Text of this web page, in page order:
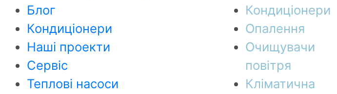
Блог
Кондиціонери
Наші проекти
Сервіс
Теплові насоси
Кондиціонери
Опалення
Очищувачи
повітря
Кліматична